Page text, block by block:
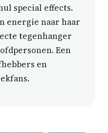
special effects.
energie naar haar
tegenhanger
Een
en